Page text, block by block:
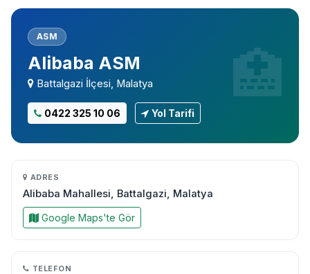
ASM
Alibaba ASM
Battalgazi İlçesi, Malatya
0422 325 10 06 Yol Tarifi
ADRES
Alibaba Mahallesi, Battalgazi, Malatya
Google Maps'te Gör
TELEFON